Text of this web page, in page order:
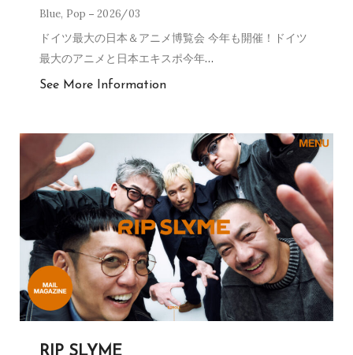
Blue, Pop 2026/03
ドイツ最大の日本＆アニメ博覧会 今年も開催！ドイツ
最大のアニメと日本エキスポ今年…
See More Information
RIP SLYME